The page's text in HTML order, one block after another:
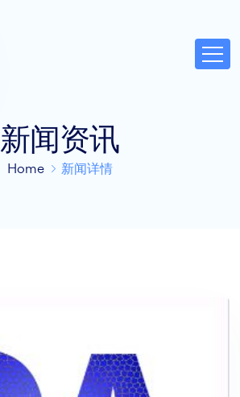
新闻资讯
Home 新闻详情